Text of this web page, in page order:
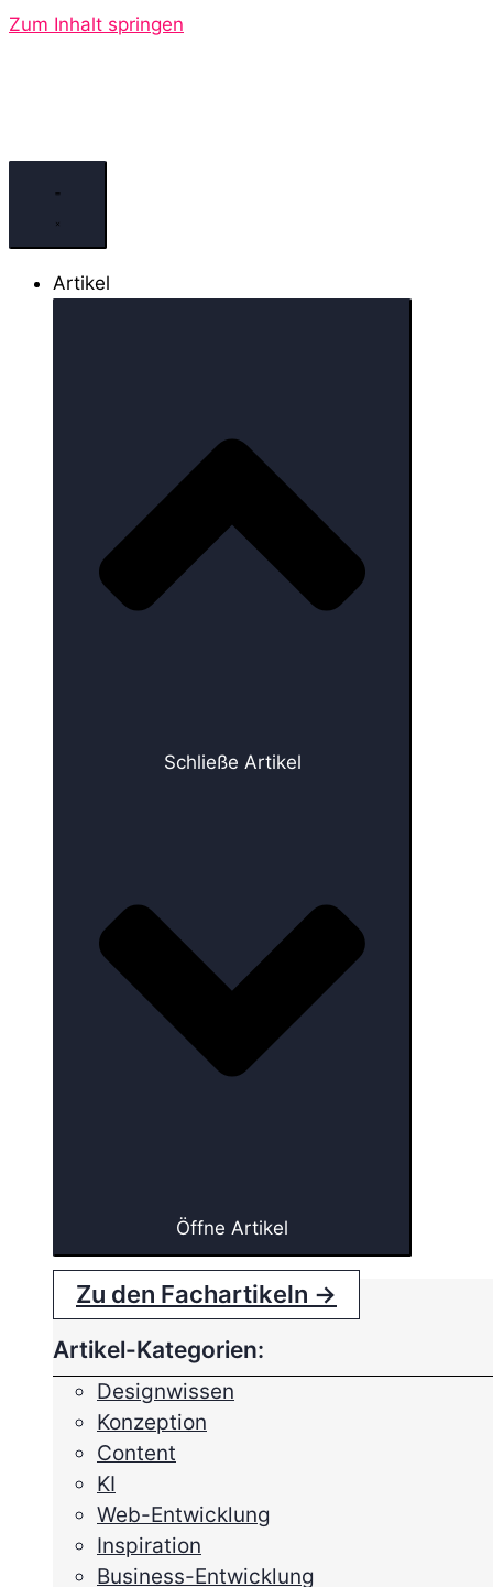
Zum Inhalt springen
Artikel
Schließe Artikel
Öffne Artikel
Zu den Fachartikeln →
Artikel-Kategorien:
Designwissen
Konzeption
Content
KI
Web-Entwicklung
Inspiration
Business-Entwicklung